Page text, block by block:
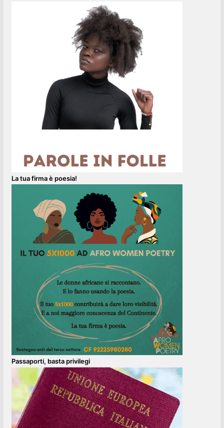
La tua firma è poesia!
Passaporti, basta privilegi